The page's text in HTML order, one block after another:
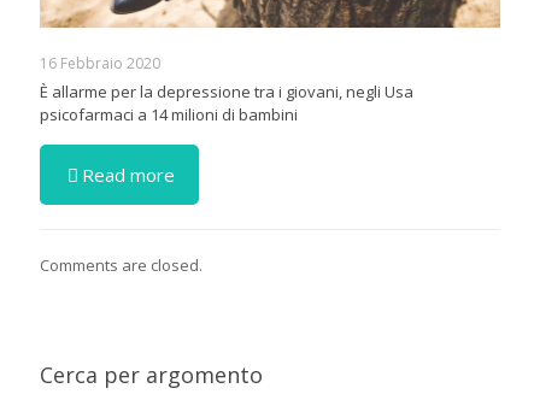
16 Febbraio 2020
È allarme per la depressione tra i giovani, negli Usa
psicofarmaci a 14 milioni di bambini
Read more
Comments are closed.
Cerca per argomento